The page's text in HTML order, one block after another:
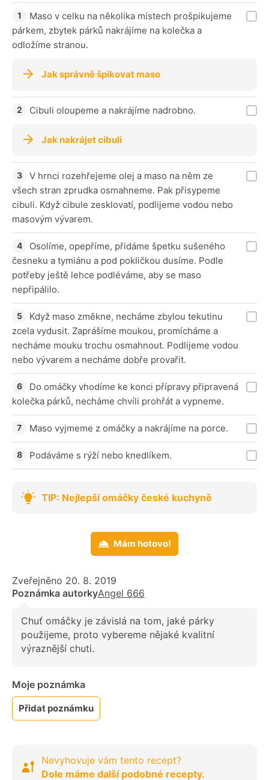
Maso v celku na několika místech prošpikujeme
párkem, zbytek párků nakrájíme na kolečka a
odložíme stranou.
Jak správně špikovat maso
Cibuli oloupeme a nakrájíme nadrobno.
Jak nakrájet cibuli
V hrnci rozehřejeme olej a maso na něm ze
všech stran zprudka osmahneme. Pak přisypeme
cibuli. Když cibule zesklovatí, podlijeme vodou nebo
masovým vývarem.
Osolíme, opepříme, přidáme špetku sušeného
česneku a tymiánu a pod pokličkou dusíme. Podle
potřeby ještě lehce podléváme, aby se maso
nepřipálilo.
Když maso změkne, necháme zbylou tekutinu
zcela vydusit. Zaprášíme moukou, promícháme a
necháme mouku trochu osmahnout. Podlijeme vodou
nebo vývarem a necháme dobře provařit.
Do omáčky vhodíme ke konci přípravy připravená
kolečka párků, necháme chvíli prohřát a vypneme.
Maso vyjmeme z omáčky a nakrájíme na porce.
Podáváme s rýží nebo knedlíkem.
TIP: Nejlepší omáčky české kuchyně
Mám hotovo!
Zveřejněno 20. 8. 2019
Poznámka autorkyAngel 666
Chuť omáčky je závislá na tom, jaké párky
použijeme, proto vybereme nějaké kvalitní
výraznější chuti.
Moje poznámka
Přidat poznámku
Nevyhovuje vám tento recept?
Dole máme další podobné recepty.